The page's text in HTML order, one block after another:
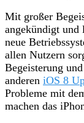
Mit großer
angekündigt und
neue
allen Nutzern
Begeisterung
anderen iOS 8
Probleme mit
machen das